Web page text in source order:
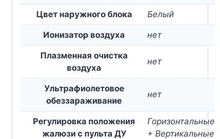
Цвет наружного блока Белый
Ионизатор воздуха нет
Плазменная очистка
воздуха
нет
Ультрафиолетовое
обеззараживание
нет
Регулировка положения
жалюзи с пульта ДУ
Горизонтальные
+ Вертикальные